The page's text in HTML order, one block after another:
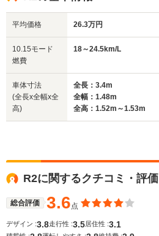
サイズ
(全長x全幅x全高)
WLTCモード
燃費
全幅
1.48m
平均価格 26.3万円
10.15モード
燃費
18～24.5km/L
車体寸法
(全長x全幅x全
高)
全長：3.4m
全幅：1.48m
全高：1.52m～1.53m
R2に関するクチコミ・評価
総合評価 3.6点
デザイン :3.8走行性 :3.5 居住性 :3.1